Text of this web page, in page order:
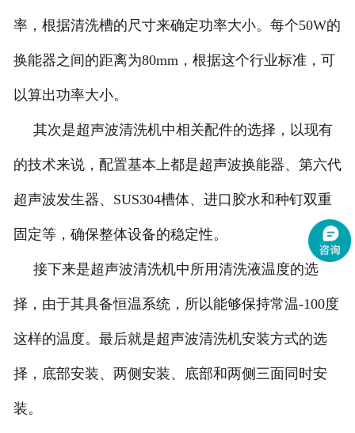
联系方式
率，根据清洗槽的尺寸来确定功率大小。每个50W的
换能器之间的距离为80mm，根据这个行业标准，可
以算出功率大小。
其次是超声波清洗机中相关配件的选择，以现有
的技术来说，配置基本上都是超声波换能器、第六代
超声波发生器、SUS304槽体、进口胶水和种钉双重
固定等，确保整体设备的稳定性。
接下来是超声波清洗机中所用清洗液温度的选
择，由于其具备恒温系统，所以能够保持常温-100度
这样的温度。最后就是超声波清洗机安装方式的选
择，底部安装、两侧安装、底部和两侧三面同时安
装。